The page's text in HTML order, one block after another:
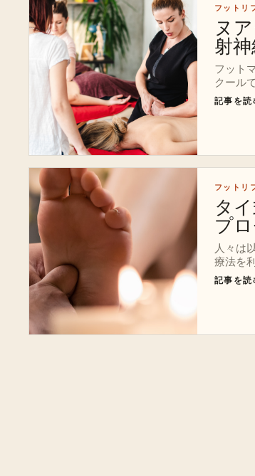
フットリ
ヌ
射
フット
クールで
記事を読
フットリ
タ
プ
人々は
療法を
記事を読